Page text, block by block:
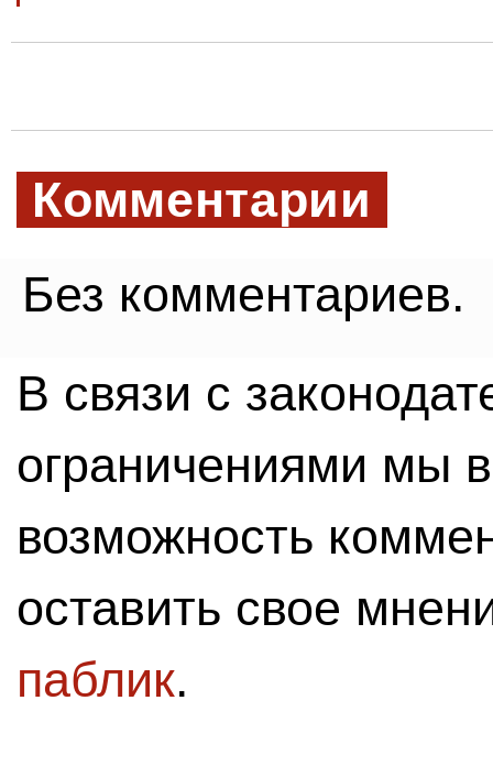
Комментарии
Без комментариев.
В связи с
ограничениями мы
возможность
оставить свое
паблик.